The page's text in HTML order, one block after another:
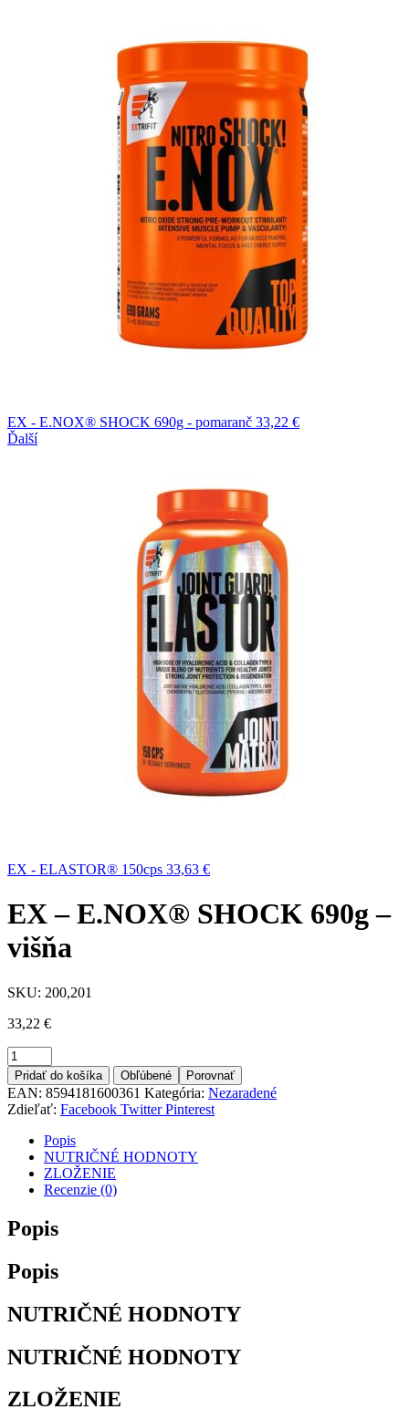
EX - E.NOX® SHOCK 690g - pomaranč 33,22 €
Ďalší
EX - ELASTOR® 150cps 33,63 €
EX – E.NOX® SHOCK 690g –
višňa
SKU: 200,201
33,22 €
Množstvo
Pridať do košíka Obľúbené Porovnať
EAN: 8594181600361 Kategória: Nezaradené
Zdieľať: Facebook Twitter Pinterest
Popis
NUTRIČNÉ HODNOTY
ZLOŽENIE
Recenzie (0)
Popis
Popis
NUTRIČNÉ HODNOTY
NUTRIČNÉ HODNOTY
ZLOŽENIE